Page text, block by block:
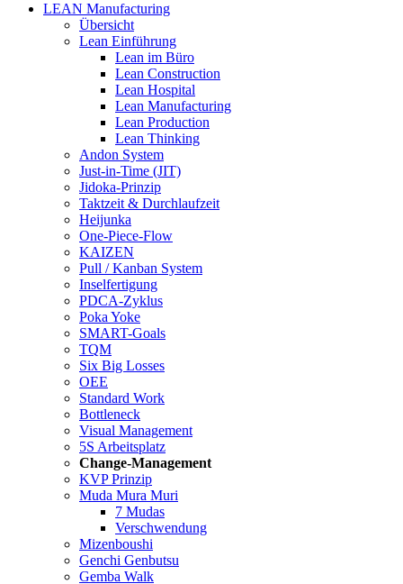
LEAN Manufacturing
Übersicht
Lean Einführung
Lean im Büro
Lean Construction
Lean Hospital
Lean Manufacturing
Lean Production
Lean Thinking
Andon System
Just-in-Time (JIT)
Jidoka-Prinzip
Taktzeit & Durchlaufzeit
Heijunka
One-Piece-Flow
KAIZEN
Pull / Kanban System
Inselfertigung
PDCA-Zyklus
Poka Yoke
SMART-Goals
TQM
Six Big Losses
OEE
Standard Work
Bottleneck
Visual Management
5S Arbeitsplatz
Change-Management
KVP Prinzip
Muda Mura Muri
7 Mudas
Verschwendung
Mizenboushi
Genchi Genbutsu
Gemba Walk